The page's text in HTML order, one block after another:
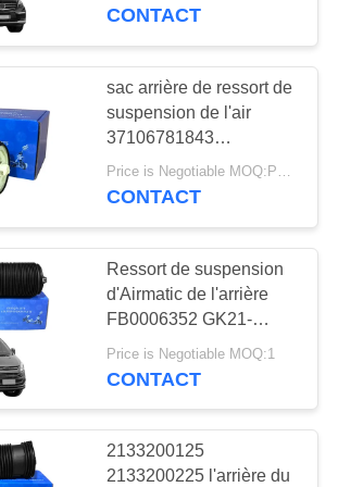
de
d'air de
benz
640
aèrent des
de
334
gauche ballons de
1663201313
CONTACT
sac arrière de ressort de
suspension de l'air
37106781843
37106781844 pour
BMW F10 F11 F07 GT 5
Price is Negotiable MOQ:PCs 1
CONTACT
Ressort de suspension
d'Airmatic de l'arrière
FB0006352 GK21-
5A891-BC
GK215A891BC pour
Price is Negotiable MOQ:1
CONTACT
2133200125
2133200225 l'arrière du